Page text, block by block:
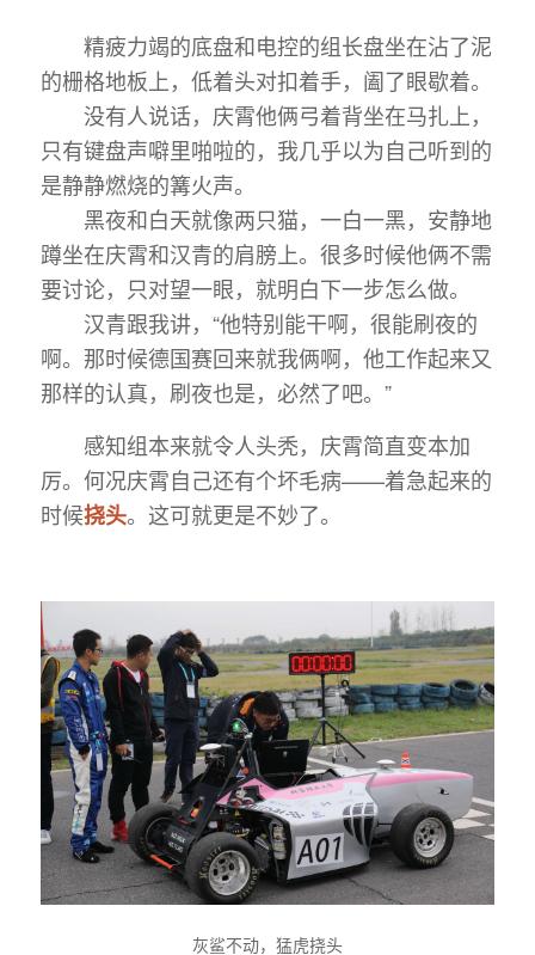
精疲力竭的底盘和电控的组长盘坐在沾了泥
的栅格地板上，低着头对扣着手，阖了眼歇着。
没有人说话，庆霄他俩弓着背坐在马扎上，
只有键盘声噼里啪啦的，我几乎以为自己听到的
是静静燃烧的篝火声。
黑夜和白天就像两只猫，一白一黑，安静地
蹲坐在庆霄和汉青的肩膀上。很多时候他俩不需
要讨论，只对望一眼，就明白下一步怎么做。
汉青跟我讲，“他特别能干啊，很能刷夜的
啊。那时候德国赛回来就我俩啊，他工作起来又
那样的认真，刷夜也是，必然了吧。”
感知组本来就令人头秃，庆霄简直变本加
厉。何况庆霄自己还有个坏毛病——着急起来的
时候挠头。这可就更是不妙了。
灰鲨不动，猛虎挠头